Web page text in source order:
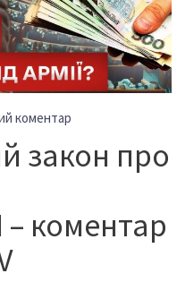
коментар
закон про
коментар